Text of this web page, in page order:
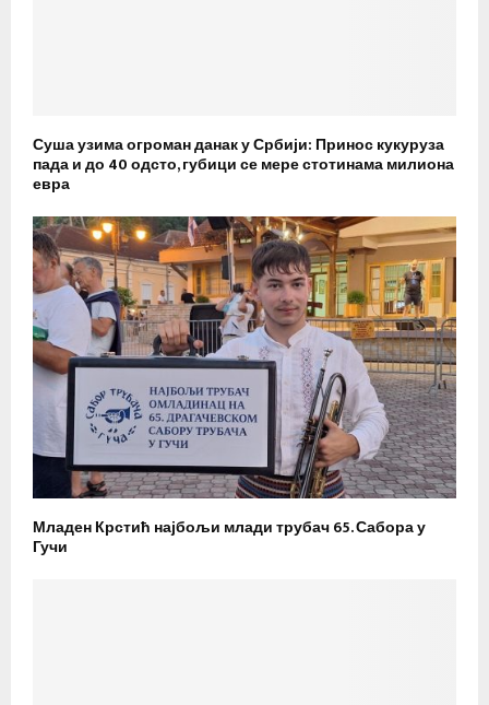
Суша узима огроман данак у Србији: Принос кукуруза
пада и до 40 одсто, губици се мере стотинама милиона
евра
Младен Крстић најбољи млади трубач 65. Сабора у
Гучи